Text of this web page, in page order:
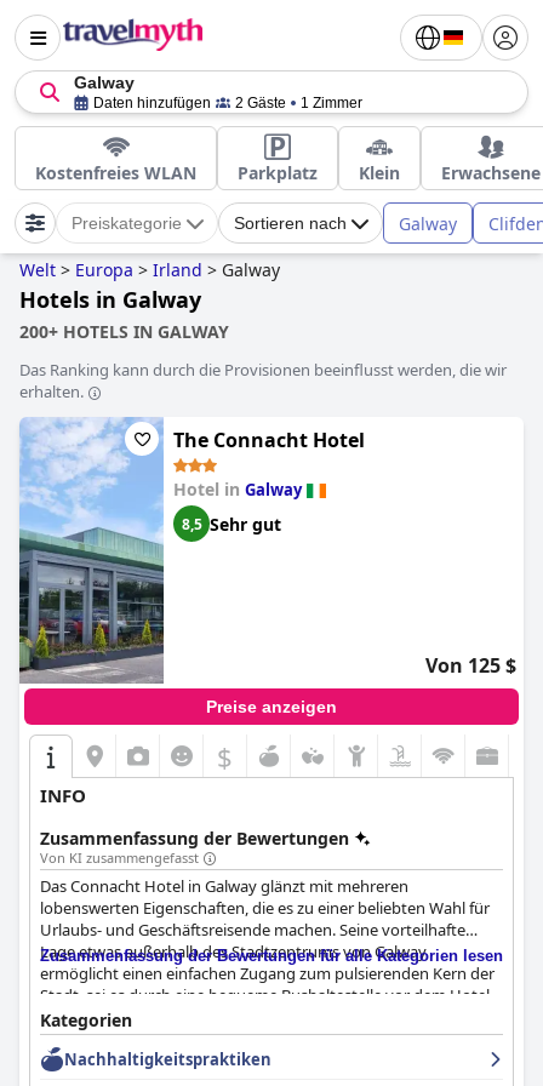
Galway
Daten hinzufügen 2 Gäste 1 Zimmer
Kostenfreies WLAN Parkplatz Klein Erwachsene
Preiskategorie Sortieren nach Galway
Welt > Europa > Irland > Galway
Hotels in Galway
200+ HOTELS IN GALWAY
Das Ranking kann durch die Provisionen beeinflusst werden, die wir
erhalten.
The Connacht Hotel
Hotel in Galway
8,5 Sehr gut
Von 125 $
Preise anzeigen
$
INFO
Zusammenfassung der Bewertungen
Von KI zusammengefasst
Das Connacht Hotel in Galway glänzt mit mehreren
lobenswerten Eigenschaften, die es zu einer beliebten Wahl für
Urlaubs- und Geschäftsreisende machen. Seine vorteilhafte
Lage etwas außerhalb des Stadtzentrums von Galway
ermöglicht einen einfachen Zugang zum pulsierenden Kern der
Stadt, sei es durch eine bequeme Bushaltestelle vor dem Hotel
oder einen angenehmen 20-30-minütigen Spaziergang. Gäste
finden diese Positionierung ideal, um wichtige Attraktionen wie
Connemara und die Cliffs of Moher zu erkunden und
Zusammenfassung der Bewertungen für alle Kategorien lesen
Kategorien
Nachhaltigkeitspraktiken